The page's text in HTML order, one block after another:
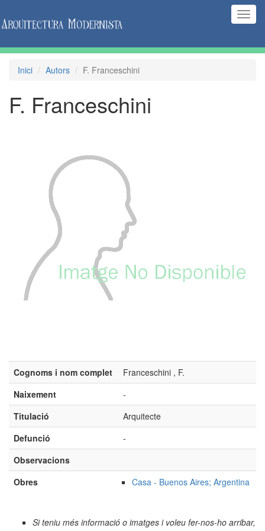
Inici Autors F. Franceschini
F. Franceschini
Cognoms i nom complet
Franceschini , F.
Naixement
-
Titulació
Arquitecte
Defunció
-
Observacions
Obres
Casa - Buenos Aires; Argentina
Si teniu més informació o imatges i voleu fer-nos-ho arribar,